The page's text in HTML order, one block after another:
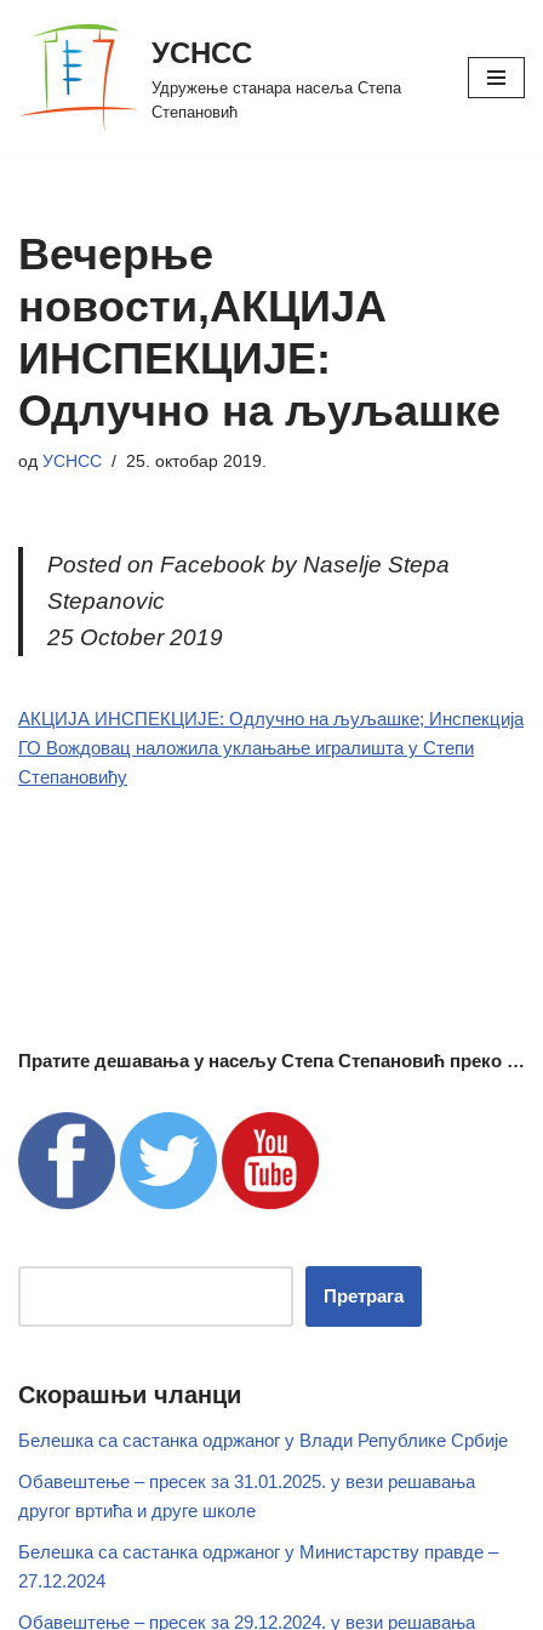
Скочи
садржај
УСНСС
Удружење станара насеља Степа
Степановић
Вечерње
новости,АКЦИЈА
ИНСПЕКЦИЈЕ:
Одлучно на љуљашке
од УСНСС 25. октобар 2019.
Posted on Facebook by Naselje Stepa
Stepanovic
25 October 2019
АКЦИЈА ИНСПЕКЦИЈЕ: Одлучно на љуљашке; Инспекција
ГО Вождовац наложила уклањање игралишта у Степи
Степановићу
Пратите дешавања у насељу Степа Степановић преко …
Претрага
Скорашњи чланци
Белешка са састанка одржаног у Влади Републике Србије
Обавештење – пресек за 31.01.2025. у вези решавања
другог вртића и друге школе
Белешка са састанка одржаног у Министарству правде –
27.12.2024
Обавештење – пресек за 29.12.2024. у вези решавања